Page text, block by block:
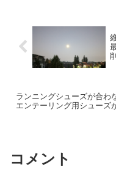
ランニングシューズが合わ
エンテーリング用シューズ
コメント